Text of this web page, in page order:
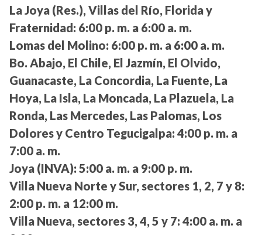
La Joya (Res.), Villas del Río, Florida y
Fraternidad: 6:00 p. m. a 6:00 a. m.
Lomas del Molino: 6:00 p. m. a 6:00 a. m.
Bo. Abajo, El Chile, El Jazmín, El Olvido,
Guanacaste, La Concordia, La Fuente, La
Hoya, La Isla, La Moncada, La Plazuela, La
Ronda, Las Mercedes, Las Palomas, Los
Dolores y Centro Tegucigalpa: 4:00 p. m. a
7:00 a. m.
Joya (INVA): 5:00 a. m. a 9:00 p. m.
Villa Nueva Norte y Sur, sectores 1, 2, 7 y 8:
2:00 p. m. a 12:00 m.
Villa Nueva, sectores 3, 4, 5 y 7: 4:00 a. m. a